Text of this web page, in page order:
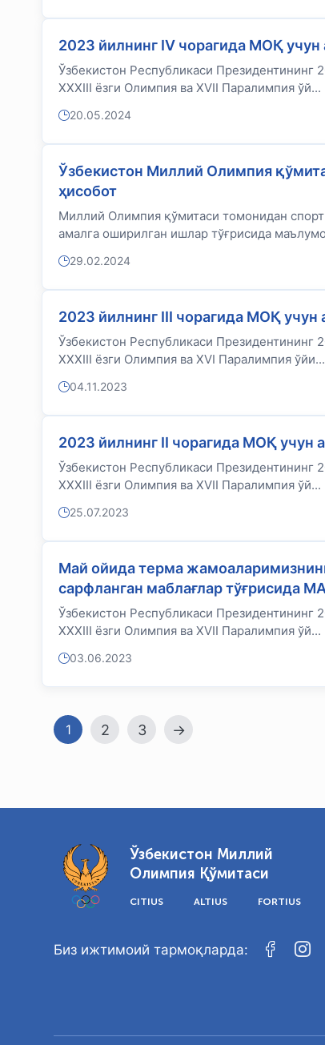
2023 йилнинг IV чорагида МОҚ
Ўзбекистон Республикаси
XXXIII ёзги Олимпия ва XVII Паралимпия ўй...
20.05.2024
Ўзбекистон Миллий Олимпия
ҳисобот
Миллий Олимпия қўмитаси томонидан
амалга оширилган ишлар тўғрисида
29.02.2024
2023 йилнинг III чорагида МОҚ учун
Ўзбекистон Республикаси
XXXIII ёзги Олимпия ва XVI Паралимпия ўйи...
04.11.2023
2023 йилнинг II чорагида МОҚ учун
Ўзбекистон Республикаси
XXXIII ёзги Олимпия ва XVII Паралимпия ўй...
25.07.2023
Май ойида терма
сарфланган маблағлар тўғрисида
Ўзбекистон Республикаси Президентининг
XXXIII ёзги Олимпия ва XVII Паралимпия ўй...
03.06.2023
1 2 3 →
Ўзбекистон Миллий
Олимпия Қўмитаси
CITIUS ALTIUS FORTIUS
Биз ижтимоий тармоқларда: